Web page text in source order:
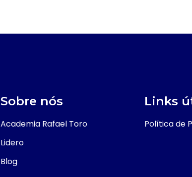
Sobre nós
Academia Rafael Toro
Lidero
Blog
Links
Política de